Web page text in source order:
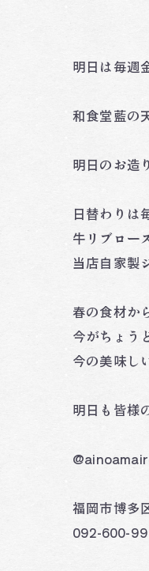
明日は毎週
和食堂藍の
明日のお造
日替わりは
牛リブロー
当店自家製
春の食材か
今がちょう
今の美味し
明日も皆様
福岡市博多
092-600-